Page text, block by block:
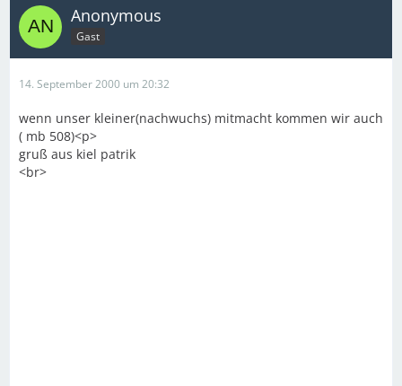
Anonymous
Gast
14. September 2000 um 20:32
wenn unser kleiner(nachwuchs) mitmacht kommen wir auch
( mb 508)<p>
gruß aus kiel patrik
<br>